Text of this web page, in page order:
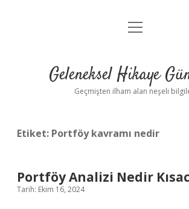
Anasayfa
Yasal Uyarı
menüyü
Geleneksel Hikaye
Geçmişten ilham alan neşeli
Etiket: Portföy kavramı nedir
Portföy Analizi Nedir
Tarih: Ekim 16, 2024